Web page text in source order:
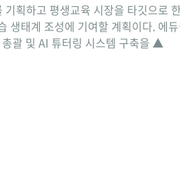
획하고 평생교육 시장을 타깃으로
생태계 조성에 기여할 계획이다. 에
괄 및 AI 튜터링 시스템 구축을 ▲